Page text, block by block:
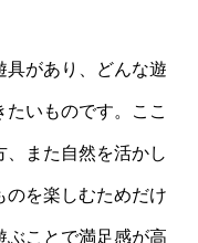
具があり、どんな遊
いものです。ここ
、また自然を活かし
のを楽しむためだけ
ぶことで満足感が高